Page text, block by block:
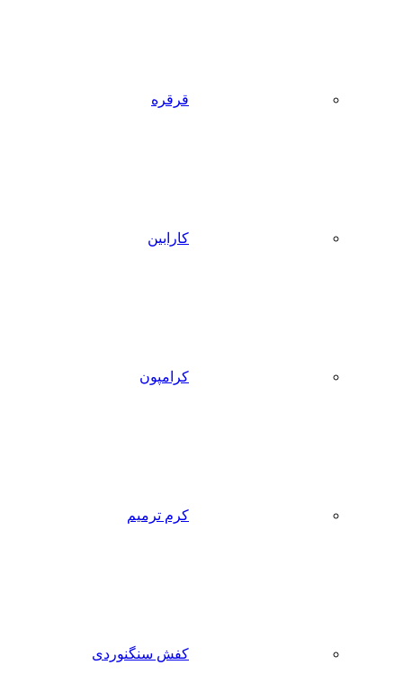
قرقره
کارابین
کرامپون
کرم ترمیم
کفش سنگنوردی